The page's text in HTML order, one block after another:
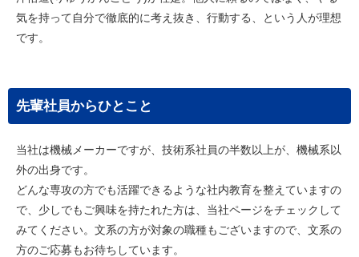
気を持って自分で徹底的に考え抜き、行動する、という人が理想
です。
先輩社員からひとこと
当社は機械メーカーですが、技術系社員の半数以上が、機械系以
外の出身です。
どんな専攻の方でも活躍できるような社内教育を整えていますの
で、少しでもご興味を持たれた方は、当社ページをチェックして
みてください。文系の方が対象の職種もございますので、文系の
方のご応募もお待ちしています。